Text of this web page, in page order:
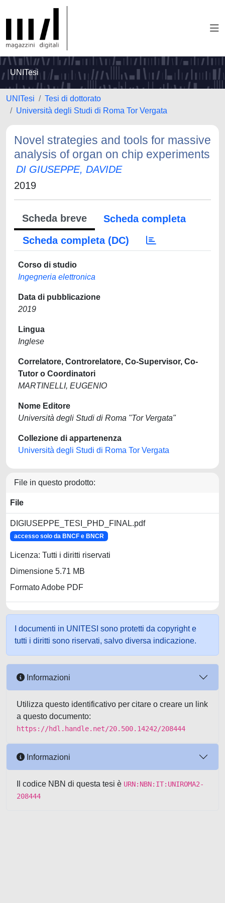
UNITesi
UNITesi
Tesi di dottorato
Università degli Studi di Roma Tor Vergata
Novel strategies and tools for massive
analysis of organ on chip experiments
DI GIUSEPPE, DAVIDE
2019
Scheda breve
Scheda completa
Scheda completa (DC)
Corso di studio
Ingegneria elettronica
Data di pubblicazione
2019
Lingua
Inglese
Correlatore, Controrelatore, Co-Supervisor, Co-
Tutor o Coordinatori
MARTINELLI, EUGENIO
Nome Editore
Università degli Studi di Roma "Tor Vergata"
Collezione di appartenenza
Università degli Studi di Roma Tor Vergata
File in questo prodotto:
File
DIGIUSEPPE_TESI_PHD_FINAL.pdf
accesso solo da BNCF e BNCR
Licenza: Tutti i diritti riservati
Dimensione 5.71 MB
Formato Adobe PDF
I documenti in UNITESI sono protetti da copyright e
tutti i diritti sono riservati, salvo diversa indicazione.
Informazioni
Utilizza questo identificativo per citare o creare un link
a questo documento:
https://hdl.handle.net/20.500.14242/208444
Informazioni
Il codice NBN di questa tesi è URN:NBN:IT:UNIROMA2-
208444